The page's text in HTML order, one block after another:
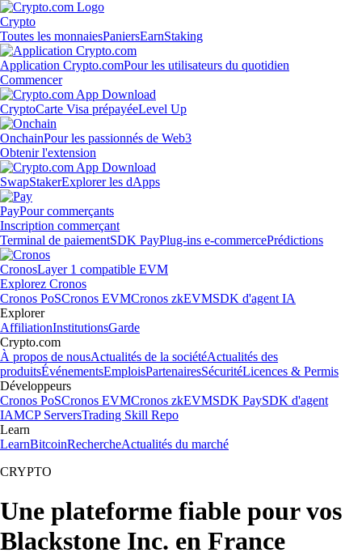
Crypto
Toutes les monnaiesPaniersEarnStaking
Application Crypto.comPour les utilisateurs du quotidien
Commencer
CryptoCarte Visa prépayéeLevel Up
OnchainPour les passionnés de Web3
Obtenir l'extension
SwapStakerExplorer les dApps
PayPour commerçants
Inscription commerçant
Terminal de paiementSDK PayPlug-ins e-commercePrédictions
CronosLayer 1 compatible EVM
Explorez Cronos
Cronos PoSCronos EVMCronos zkEVMSDK d'agent IA
Explorer
AffiliationInstitutionsGarde
Crypto.com
À propos de nousActualités de la sociétéActualités des
produitsÉvénementsEmploisPartenairesSécuritéLicences & Permis
Développeurs
Cronos PoSCronos EVMCronos zkEVMSDK PaySDK d'agent
IAMCP ServersTrading Skill Repo
Learn
LearnBitcoinRechercheActualités du marché
CRYPTO
Une plateforme fiable pour vos
Blackstone Inc. en France